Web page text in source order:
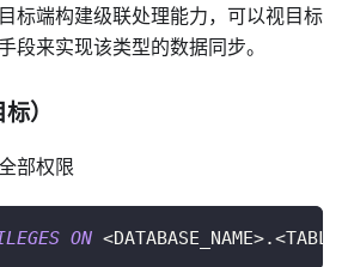
标端构建级联处理能力，可以视目标
段来实现该类型的数据同步。
）
部权限
ON <DATABASE_NAME>.<